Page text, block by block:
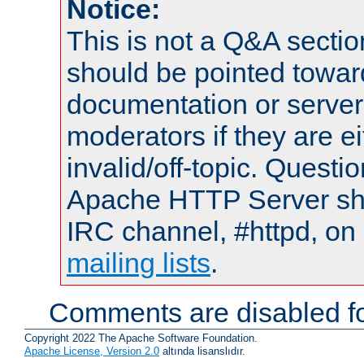
Notice:
This is not a Q&A
should be pointed
documentation or
moderators if they are
invalid/off-topic.
Apache HTTP Server
IRC channel, #httpd,
mailing lists.
Comments are disabled
Copyright 2022 The Apache Software Foundation.
Apache License, Version 2.0 altında lisanslıdır.